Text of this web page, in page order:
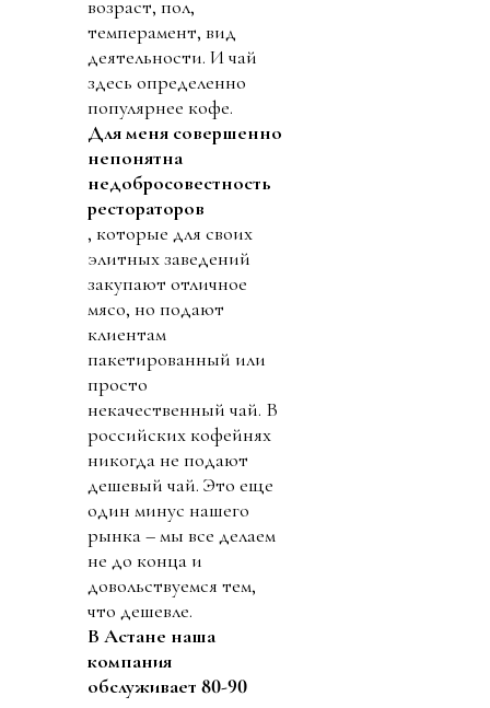
возраст, пол,
темперамент, вид
деятельности. И чай
здесь определенно
популярнее кофе.
Для меня совершенно
непонятна
недобросовестность
рестораторов
, которые для своих
элитных заведений
закупают отличное
мясо, но подают
клиентам
пакетированный или
просто
некачественный чай. В
российских кофейнях
никогда не подают
дешевый чай. Это еще
один минус нашего
рынка – мы все делаем
не до конца и
довольствуемся тем,
что дешевле.
В Астане наша
компания
обслуживает 80-90